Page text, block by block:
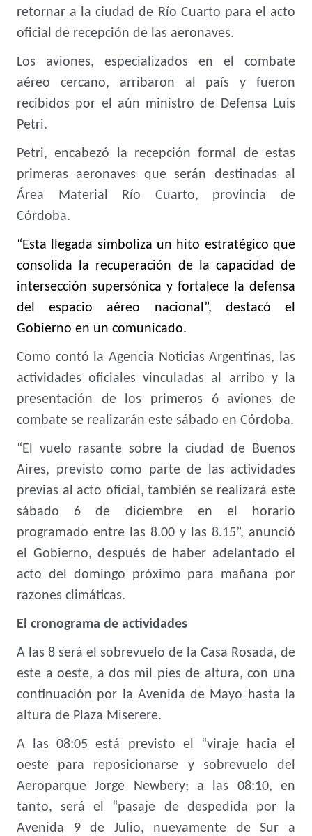
retornar a la ciudad de Río Cuarto para el acto
oficial de recepción de las aeronaves.
Los aviones, especializados en el combate
aéreo cercano, arribaron al país y fueron
recibidos por el aún ministro de Defensa Luis
Petri.
Petri, encabezó la recepción formal de estas
primeras aeronaves que serán destinadas al
Área Material Río Cuarto, provincia de
Córdoba.
“Esta llegada simboliza un hito estratégico que
consolida la recuperación de la capacidad de
intersección supersónica y fortalece la defensa
del espacio aéreo nacional”, destacó el
Gobierno en un comunicado.
Como contó la Agencia Noticias Argentinas, las
actividades oficiales vinculadas al arribo y la
presentación de los primeros 6 aviones de
combate se realizarán este sábado en Córdoba.
“El vuelo rasante sobre la ciudad de Buenos
Aires, previsto como parte de las actividades
previas al acto oficial, también se realizará este
sábado 6 de diciembre en el horario
programado entre las 8.00 y las 8.15”, anunció
el Gobierno, después de haber adelantado el
acto del domingo próximo para mañana por
razones climáticas.
El cronograma de actividades
A las 8 será el sobrevuelo de la Casa Rosada, de
este a oeste, a dos mil pies de altura, con una
continuación por la Avenida de Mayo hasta la
altura de Plaza Miserere.
A las08:05 está previsto el “viraje hacia el
oeste para reposicionarse y sobrevuelo del
Aeroparque Jorge Newbery; a las 08:10, en
tanto, será el “pasaje de despedida por la
Avenida 9 de Julio, nuevamente de Sur a